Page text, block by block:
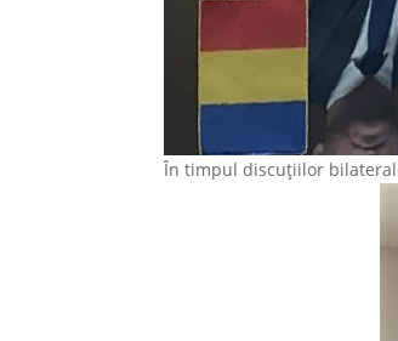
În timpul discuțiilor